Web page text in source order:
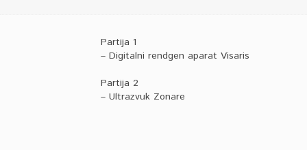
Partija 1
– Digitalni rendgen aparat Visaris
Partija 2
– Ultrazvuk Zonare